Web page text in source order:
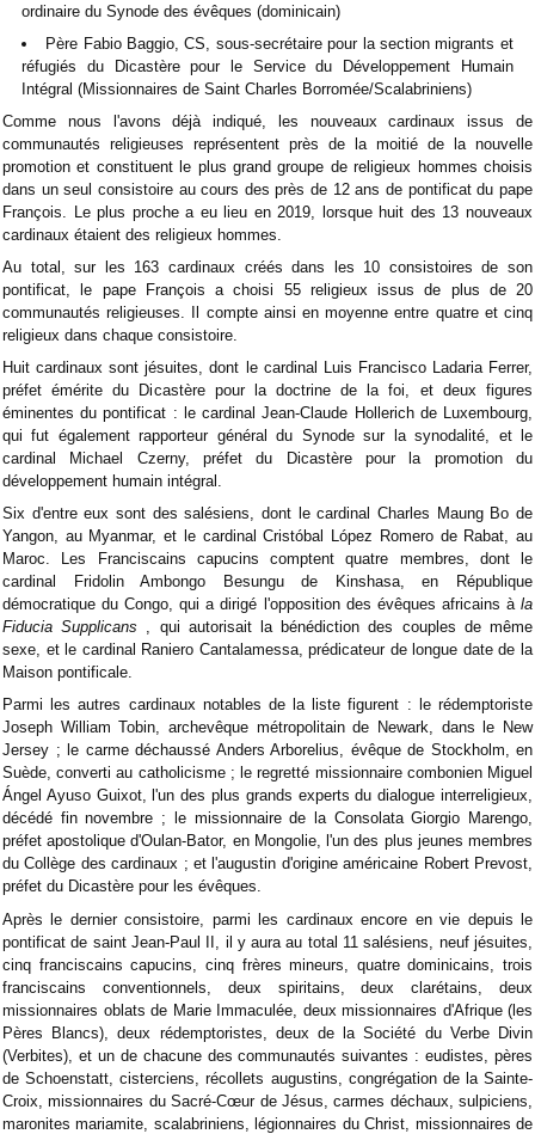
ordinaire du Synode des évêques (dominicain)
Père Fabio Baggio, CS, sous-secrétaire pour la section migrants et
réfugiés du Dicastère pour le Service du Développement Humain
Intégral (Missionnaires de Saint Charles Borromée/Scalabriniens)
Comme nous l'avons déjà indiqué, les nouveaux cardinaux issus de
communautés religieuses représentent près de la moitié de la nouvelle
promotion et constituent le plus grand groupe de religieux hommes choisis
dans un seul consistoire au cours des près de 12 ans de pontificat du pape
François. Le plus proche a eu lieu en 2019, lorsque huit des 13 nouveaux
cardinaux étaient des religieux hommes.
Au total, sur les 163 cardinaux créés dans les 10 consistoires de son
pontificat, le pape François a choisi 55 religieux issus de plus de 20
communautés religieuses. Il compte ainsi en moyenne entre quatre et cinq
religieux dans chaque consistoire.
Huit cardinaux sont jésuites, dont le cardinal Luis Francisco Ladaria Ferrer,
préfet émérite du Dicastère pour la doctrine de la foi, et deux figures
éminentes du pontificat : le cardinal Jean-Claude Hollerich de Luxembourg,
qui fut également rapporteur général du Synode sur la synodalité, et le
cardinal Michael Czerny, préfet du Dicastère pour la promotion du
développement humain intégral.
Six d'entre eux sont des salésiens, dont le cardinal Charles Maung Bo de
Yangon, au Myanmar, et le cardinal Cristóbal López Romero de Rabat, au
Maroc. Les Franciscains capucins comptent quatre membres, dont le
cardinal Fridolin Ambongo Besungu de Kinshasa, en République
démocratique du Congo, qui a dirigé l'opposition des évêques africains à la
Fiducia Supplicans , qui autorisait la bénédiction des couples de même
sexe, et le cardinal Raniero Cantalamessa, prédicateur de longue date de la
Maison pontificale.
Parmi les autres cardinaux notables de la liste figurent : le rédemptoriste
Joseph William Tobin, archevêque métropolitain de Newark, dans le New
Jersey ; le carme déchaussé Anders Arborelius, évêque de Stockholm, en
Suède, converti au catholicisme ; le regretté missionnaire combonien Miguel
Ángel Ayuso Guixot, l'un des plus grands experts du dialogue interreligieux,
décédé fin novembre ; le missionnaire de la Consolata Giorgio Marengo,
préfet apostolique d'Oulan-Bator, en Mongolie, l'un des plus jeunes membres
du Collège des cardinaux ; et l'augustin d'origine américaine Robert Prevost,
préfet du Dicastère pour les évêques.
Après le dernier consistoire, parmi les cardinaux encore en vie depuis le
pontificat de saint Jean-Paul II, il y aura au total 11 salésiens, neuf jésuites,
cinq franciscains capucins, cinq frères mineurs, quatre dominicains, trois
franciscains conventionnels, deux spiritains, deux clarétains, deux
missionnaires oblats de Marie Immaculée, deux missionnaires d'Afrique (les
Pères Blancs), deux rédemptoristes, deux de la Société du Verbe Divin
(Verbites), et un de chacune des communautés suivantes : eudistes, pères
de Schoenstatt, cisterciens, récollets augustins, congrégation de la Sainte-
Croix, missionnaires du Sacré-Cœur de Jésus, carmes déchaux, sulpiciens,
maronites mariamite, scalabriniens, légionnaires du Christ, missionnaires de